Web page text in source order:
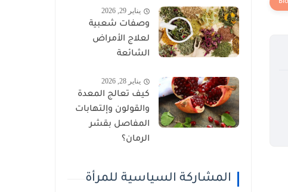
يناير 29, 2026
وصفات شعبية
لعلاج الأمراض
الشائعة
يناير 28, 2026
كيف تعالج المعدة
والقولون وإلتهابات
المفاصل بقشر
الرمان؟
المشاركة السياسية للمرأة